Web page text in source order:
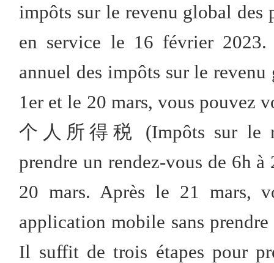
impôts sur le revenu global des
en service le 16 février
annuel des impôts sur le
1er et le 20 mars, vous pouvez
个人所得税 (Impôts sur le
prendre un rendez-vous de 6h
20 mars. Après le 21 mars,
application mobile sans
Il suffit de trois étapes pour